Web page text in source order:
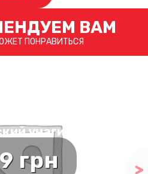
ВАМ
ПОНРАВИТЬСЯ
унаги с угрем
грн